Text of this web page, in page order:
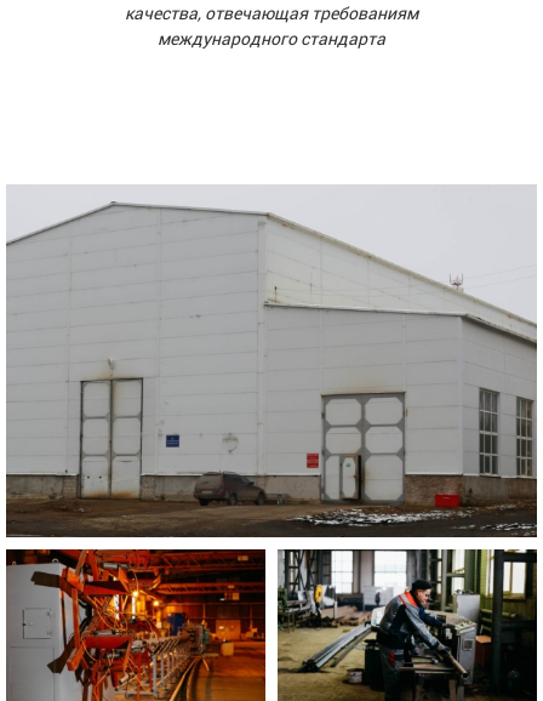
качества, отвечающая требованиям
международного стандарта